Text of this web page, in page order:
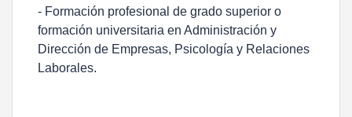
- Formación profesional de grado superior o
formación universitaria en Administración y
Dirección de Empresas, Psicología y Relaciones
Laborales.